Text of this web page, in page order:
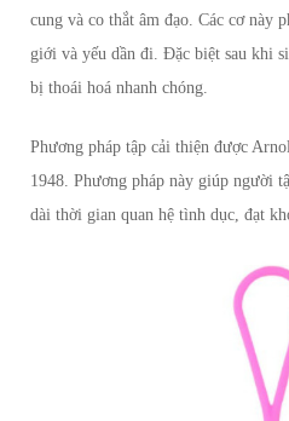
cung và co thắt âm đạo. Các cơ này
giới và yếu dần đi. Đặc biệt sau khi
bị thoái hoá nhanh chóng.
Phương pháp tập cải thiện được
1948. Phương pháp này giúp người
dài thời gian quan hệ tình dục, đạt